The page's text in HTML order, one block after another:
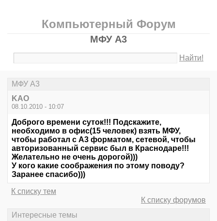
Компьютерный Форум
МФУ А3
Найти!
МФУ А3
KAO
08.10.2010 - 10:07
Доброго времени суток!!! Подскажите,
необходимо в офис(15 человек) взять МФУ,
чтобы работал с А3 форматом, сетевой, чтобы
авторизованный сервис был в Краснодаре!!!
Желательно не очень дорогой)))
У кого какие соображения по этому поводу?
Заранее спасибо)))
К списку тем
К списку форумов
Интересные темы